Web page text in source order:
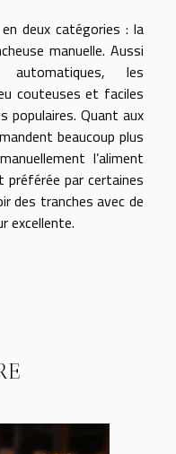
deux catégories : la
manuelle. Aussi
automatiques, les
couteuses et faciles
populaires. Quant aux
beaucoup plus
l’aliment
préférée par certaines
des tranches avec de
excellente.